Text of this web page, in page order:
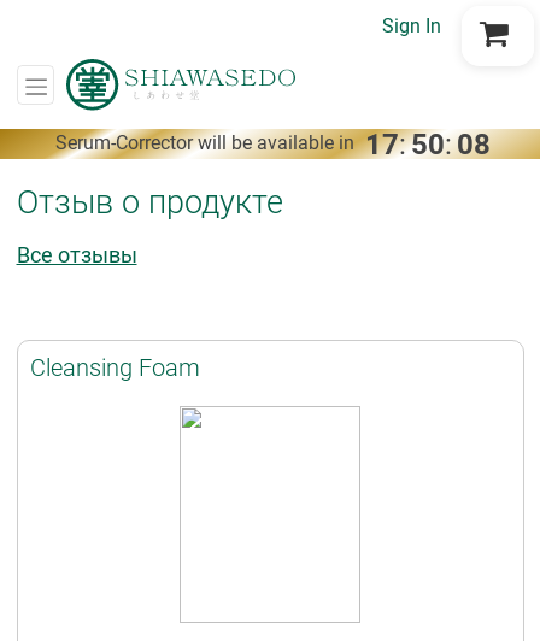
Sign In
Go to Cart
Serum-Corrector will be available in 17:50:08
Отзыв о продукте
Все отзывы
Cleansing Foam